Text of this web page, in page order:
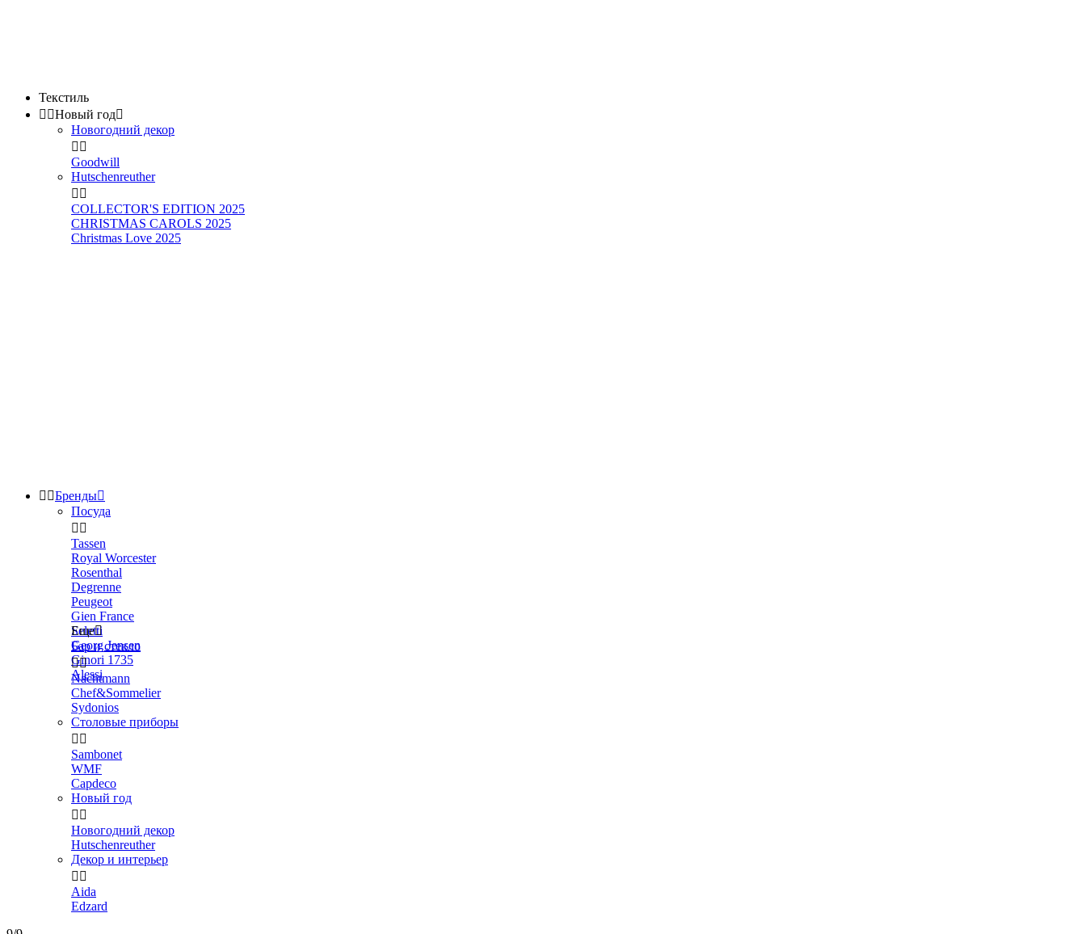
Текстиль
 Новый год
Новогодний декор
 
Goodwill
Hutschenreuther
 
COLLECTOR'S EDITION 2025
CHRISTMAS CAROLS 2025
Christmas Love 2025
 Бренды
Посуда
 
Tassen
Royal Worcester
Rosenthal
Degrenne
Peugeot
Gien France
Seletti
Georg Jensen
Ginori 1735
Alessi
Еще
Бар и стекло

Nachtmann
Chef&Sommelier
Sydonios
Столовые приборы
 
Sambonet
WMF
Capdeco
Новый год
 
Новогодний декор
Hutschenreuther
Декор и интерьер
 
Aida
Edzard